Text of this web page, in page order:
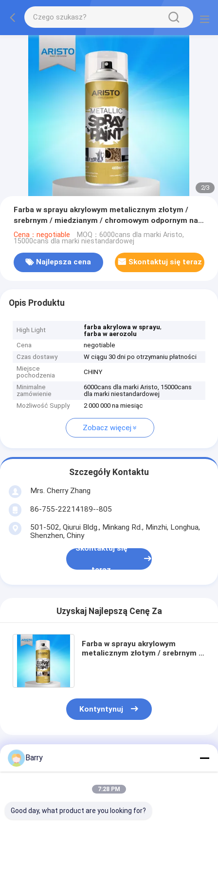
2/3
Farba w sprayu akrylowym metalicznym złotym /
srebrnym / miedzianym / chromowym odpornym na
ścieranie
Cena：negotiable MOQ：6000cans dla marki Aristo,
15000cans dla marki niestandardowej
Najlepsza cena Skontaktuj się teraz
Opis Produktu
High Light farba akrylowa w sprayu,
farba w aerozolu
Cena
negotiable
Czas dostawy
W ciągu 30 dni po otrzymaniu płatności
Miejsce
pochodzenia
CHINY
Minimalne
zamówienie
6000cans dla marki Aristo, 15000cans
dla marki niestandardowej
Możliwość Supply
2 000 000 na miesiąc
Zobacz więcej
Szczegóły Kontaktu
Mrs. Cherry Zhang
86-755-22214189--805
501-502, Qiurui Bldg., Minkang Rd., Minzhi, Longhua,
Shenzhen, Chiny
Skontaktuj się
teraz
Uzyskaj Najlepszą Cenę Za
Farba w sprayu akrylowym
metalicznym złotym / srebrnym /
Kontyntynuj
Polecane Produkty
Barry
7:28 PM
Good day, what product are you looking for?